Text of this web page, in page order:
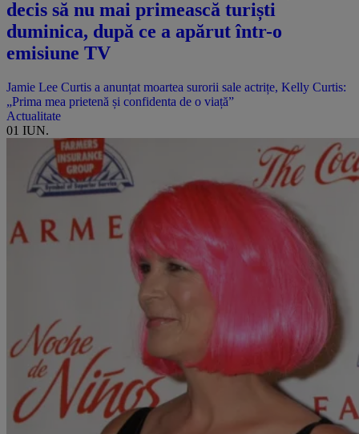
decis să nu mai primească turiști
duminica, după ce a apărut într-o
emisiune TV
Jamie Lee Curtis a anunțat moartea surorii sale actrițe, Kelly Curtis:
„Prima mea prietenă și confidenta de o viață”
Actualitate
01 IUN.